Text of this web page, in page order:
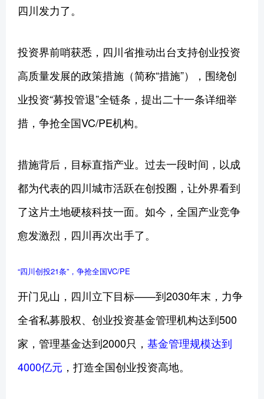
四川发力了。
投资界前哨获悉，四川省推动出台支持创业投资
高质量发展的政策措施（简称“措施”），围绕创
业投资“募投管退”全链条，提出二十一条详细举
措，争抢全国VC/PE机构。
措施背后，目标直指产业。过去一段时间，以成
都为代表的四川城市活跃在创投圈，让外界看到
了这片土地硬核科技一面。如今，全国产业竞争
愈发激烈，四川再次出手了。
“四川创投21条”，争抢全国VC/PE
开门见山，四川立下目标——到2030年末，力争
全省私募股权、创业投资基金管理机构达到500
家，管理基金达到2000只， 基金管理规模达到
4000亿元 ，打造全国创业投资高地。